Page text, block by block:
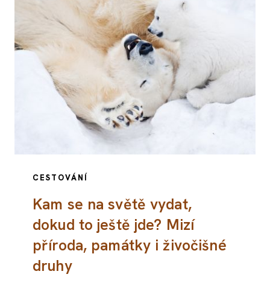
CESTOVÁNÍ
Kam se na světě vydat,
dokud to ještě jde? Mizí
příroda, památky i živočišné
druhy